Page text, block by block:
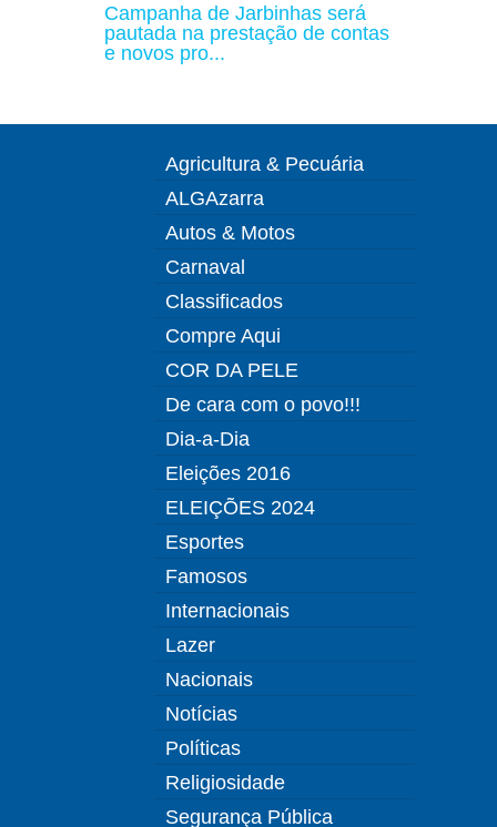
Campanha de Jarbinhas será
pautada na prestação de contas
e novos pro...
Agricultura & Pecuária
ALGAzarra
Autos & Motos
Carnaval
Classificados
Compre Aqui
COR DA PELE
De cara com o povo!!!
Dia-a-Dia
Eleições 2016
ELEIÇÕES 2024
Esportes
Famosos
Internacionais
Lazer
Nacionais
Notícias
Políticas
Religiosidade
Segurança Pública